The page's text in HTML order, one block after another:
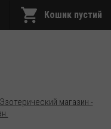
Кошик пустий